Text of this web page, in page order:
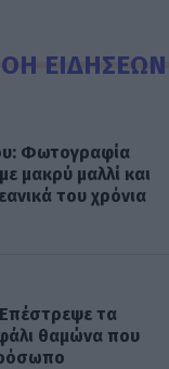
ΕΙΔΗΣΕΩΝ
Φωτογραφία
μακρύ μαλλί και
του χρόνια
Επέστρεψε τα
θαμώνα που